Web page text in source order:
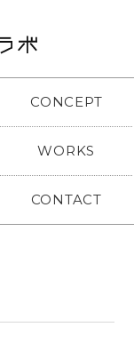
CONCEPT
WORKS
CONTACT